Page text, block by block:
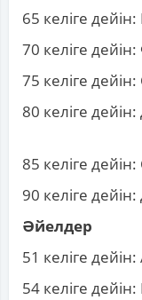
65 келіге
70 келіге
75 келіге
80 келіге
85 келіге
90 келіге
Әйелдер
51 келіге
54 келіге